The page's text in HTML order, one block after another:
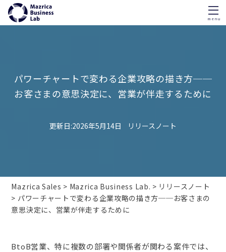
menu
パワーチャートで変わる企業攻略の描き方──
お客さまの意思決定に、営業が伴走するために
2026年5月14日 リリースノート
Mazrica Sales Mazrica Business Lab.
リリースノート
パワーチャートで変わる企業攻略の描き方──お客さまの
意思決定に、営業が伴走するために
BtoB営業、特に複数の部署や関係者が関わる案件では、